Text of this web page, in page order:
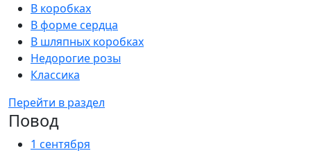
В коробках
В форме сердца
В шляпных коробках
Недорогие розы
Классика
Перейти в раздел
Повод
1 сентября